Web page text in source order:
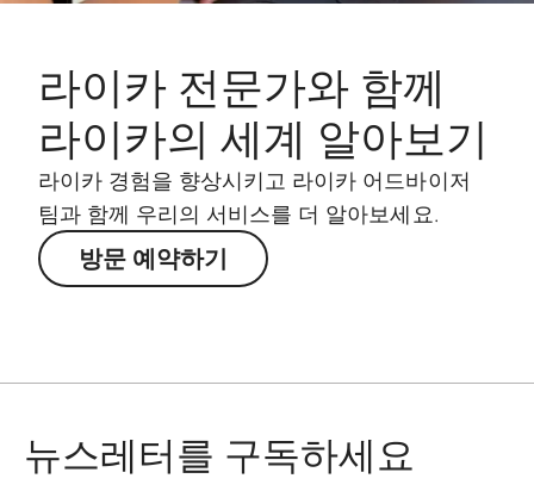
라이카 전문가와 함께
라이카의 세계 알아보기
라이카 경험을 향상시키고 라이카 어드바이저
팀과 함께 우리의 서비스를 더 알아보세요.
방문 예약하기
뉴스레터를 구독하세요